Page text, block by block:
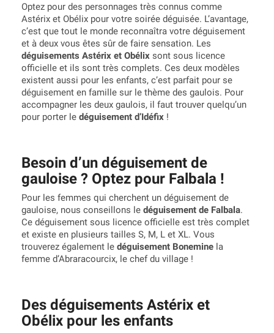
Optez pour des personnages très connus comme
Astérix et Obélix pour votre soirée déguisée. L’avantage,
c’est que tout le monde reconnaîtra votre déguisement
et à deux vous êtes sûr de faire sensation. Les
déguisements Astérix et Obélix sont sous licence
officielle et ils sont très complets. Ces deux modèles
existent aussi pour les enfants, c’est parfait pour se
déguisement en famille sur le thème des gaulois. Pour
accompagner les deux gaulois, il faut trouver quelqu’un
pour porter le déguisement d’Idéfix !
Besoin d’un déguisement de
gauloise ? Optez pour Falbala !
Pour les femmes qui cherchent un déguisement de
gauloise, nous conseillons le déguisement de Falbala.
Ce déguisement sous licence officielle est très complet
et existe en plusieurs tailles S, M, L et XL. Vous
trouverez également le déguisement Bonemine la
femme d’Abraracourcix, le chef du village !
Des déguisements Astérix et
Obélix pour les enfants